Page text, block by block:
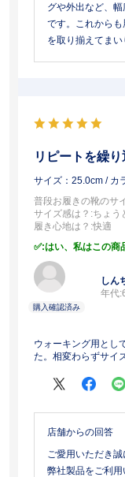
グや外出など、
です。これから
を取り揃えてまい
リピートを繰
サイズ：25.0cm / カ
普段お履きの靴のサ
サイズ感は？ :ちょう
履き心地は？ :快適
:はい、私はこの商
しん
年代:
ウォーキング用とし
た。相変わらずサイ
店舗からの回答
ご愛用いただき
弊社製品をご利